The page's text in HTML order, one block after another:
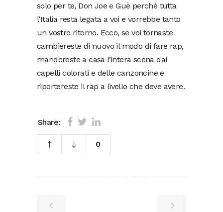
solo per te, Don Joe e Guè perchè tutta
l’Italia resta legata a voi e vorrebbe tanto
un vostro ritorno. Ecco, se voi tornaste
cambiereste di nuovo il modo di fare rap,
mandereste a casa l’intera scena dai
capelli colorati e delle canzoncine e
riportereste il rap a livello che deve avere.
Share:
0